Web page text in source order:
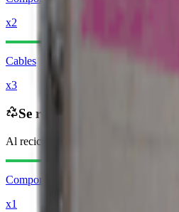
x2
Cables
x3
Se recicla en
Al reciclar, recibirás
Componentes eléctricos
x1